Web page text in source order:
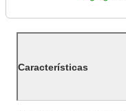
Características